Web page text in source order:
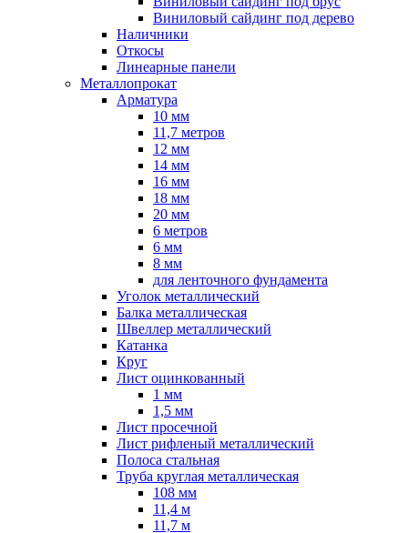
Виниловый сайдинг под дерево
Наличники
Откосы
Линеарные панели
Металлопрокат
Арматура
10 мм
11,7 метров
12 мм
14 мм
16 мм
18 мм
20 мм
6 метров
6 мм
8 мм
для ленточного фундамента
Уголок металлический
Балка металлическая
Швеллер металлический
Катанка
Круг
Лист оцинкованный
1 мм
1,5 мм
Лист просечной
Лист рифленый металлический
Полоса стальная
Труба круглая металлическая
108 мм
11,4 м
11,7 м